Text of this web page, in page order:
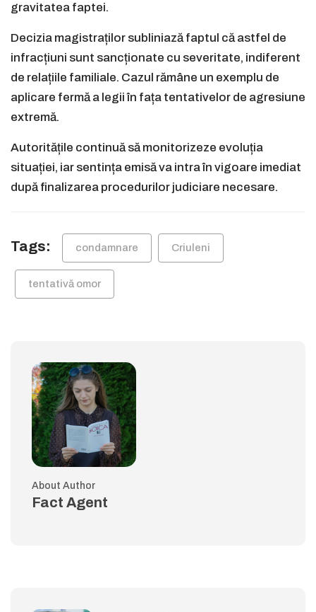
gravitatea faptei.
Decizia magistraților subliniază faptul că astfel de
infracțiuni sunt sancționate cu severitate, indiferent
de relațiile familiale. Cazul rămâne un exemplu de
aplicare fermă a legii în fața tentativelor de agresiune
extremă.
Autoritățile continuă să monitorizeze evoluția
situației, iar sentința emisă va intra în vigoare imediat
după finalizarea procedurilor judiciare necesare.
Tags: condamnare Criuleni
tentativă omor
About Author
Fact Agent